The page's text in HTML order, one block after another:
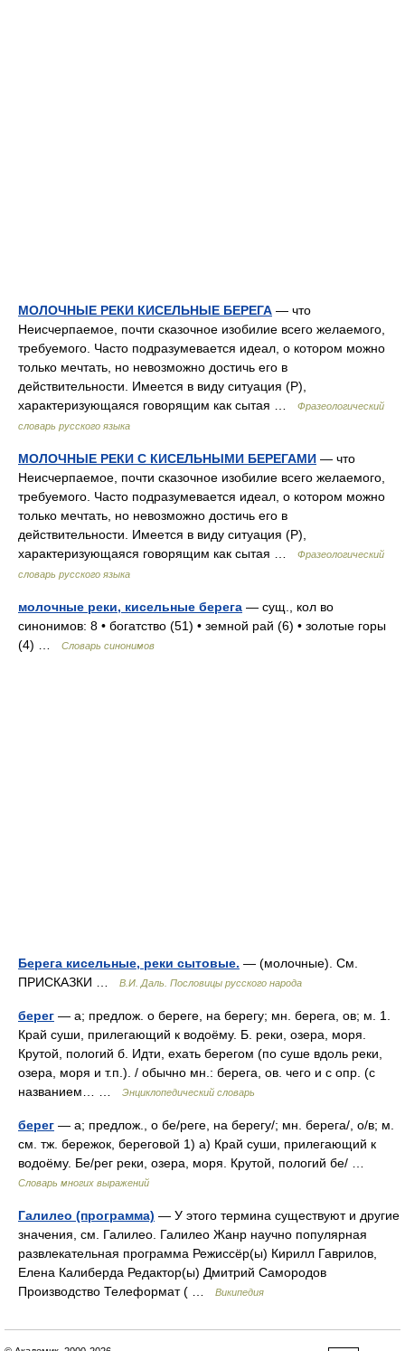
МОЛОЧНЫЕ РЕКИ КИСЕЛЬНЫЕ БЕРЕГА — что
Неисчерпаемое, почти сказочное изобилие всего желаемого,
требуемого. Часто подразумевается идеал, о котором можно
только мечтать, но невозможно достичь его в
действительности. Имеется в виду ситуация (Р),
характеризующаяся говорящим как сытая …
Фразеологический
словарь русского языка
МОЛОЧНЫЕ РЕКИ С КИСЕЛЬНЫМИ БЕРЕГАМИ — что
Неисчерпаемое, почти сказочное изобилие всего желаемого,
требуемого. Часто подразумевается идеал, о котором можно
только мечтать, но невозможно достичь его в
действительности. Имеется в виду ситуация (Р),
характеризующаяся говорящим как сытая …
Фразеологический
словарь русского языка
молочные реки, кисельные берега — сущ., кол во
синонимов: 8 • богатство (51) • земной рай (6) • золотые горы
(4) …
Словарь синонимов
Берега кисельные, реки сытовые. — (молочные). См.
ПРИСКАЗКИ …
В.И. Даль. Пословицы русского народа
берег — а; предлож. о береге, на берегу; мн. берега, ов; м. 1.
Край суши, прилегающий к водоёму. Б. реки, озера, моря.
Крутой, пологий б. Идти, ехать берегом (по суше вдоль реки,
озера, моря и т.п.). / обычно мн.: берега, ов. чего и с опр. (с
названием… …
Энциклопедический словарь
берег — а; предлож., о бе/реге, на берегу/; мн. берега/, о/в; м.
см. тж. бережок, береговой 1) а) Край суши, прилегающий к
водоёму. Бе/рег реки, озера, моря. Крутой, пологий бе/ …
Словарь многих выражений
Галилео (программа) — У этого термина существуют и другие
значения, см. Галилео. Галилео Жанр научно популярная
развлекательная программа Режиссёр(ы) Кирилл Гаврилов,
Елена Калиберда Редактор(ы) Дмитрий Самородов
Производство Телеформат ( …
Википедия